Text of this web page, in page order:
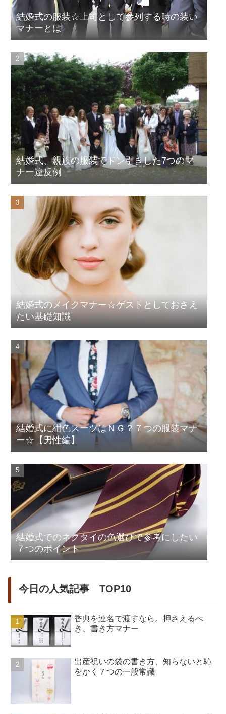
結婚式の服装☆上司として参列する時の装い
マナーとは
結婚式、親族の服装でドン引きした7つのマ
ナー違反例
結婚式のメイクマナー☆ゲストとしておさえ
たい基礎知識
結婚式に紺色スーツはＮＧ？７つの服装マナ
ー☆【男性編】
結婚式でのネクタイの色選びで参考にしたい
７つのポイント
今日の人気記事 TOP10
香典を連名で渡すなら。押さえるべ
き、書き方マナー
出産祝いの袋の書き方、知らないと恥
をかく７つの一般常識